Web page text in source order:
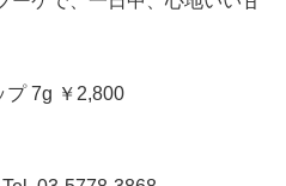
プ 7g ￥2,800